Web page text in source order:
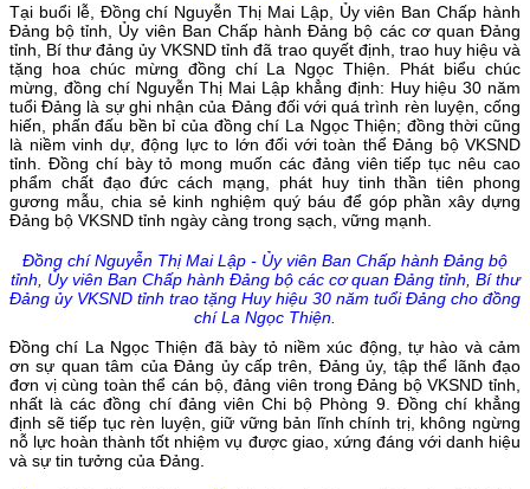
Tại buổi lễ, Đồng chí Nguyễn Thị Mai Lập, Ủy viên Ban Chấp hành
Đảng bộ tỉnh, Ủy viên Ban Chấp hành Đảng bộ các cơ quan Đảng
tỉnh, Bí thư đảng ủy VKSND tỉnh đã trao quyết định, trao huy hiệu và
tặng hoa chúc mừng đồng chí La Ngọc Thiện. Phát biểu chúc
mừng, đồng chí Nguyễn Thị Mai Lập khẳng định: Huy hiệu 30 năm
tuổi Đảng là sự ghi nhận của Đảng đối với quá trình rèn luyện, cống
hiến, phấn đấu bền bỉ của đồng chí La Ngọc Thiện; đồng thời cũng
là niềm vinh dự, động lực to lớn đối với toàn thể Đảng bộ VKSND
tỉnh. Đồng chí bày tỏ mong muốn các đảng viên tiếp tục nêu cao
phẩm chất đạo đức cách mạng, phát huy tinh thần tiên phong
gương mẫu, chia sẻ kinh nghiệm quý báu để góp phần xây dựng
Đảng bộ VKSND tỉnh ngày càng trong sạch, vững mạnh.
Đồng chí Nguyễn Thị Mai Lập - Ủy viên Ban Chấp hành Đảng bộ
tỉnh, Ủy viên Ban Chấp hành Đảng bộ các cơ quan Đảng tỉnh, Bí thư
Đảng ủy VKSND tỉnh trao tặng Huy hiệu 30 năm tuổi Đảng cho đồng
chí La Ngọc Thiện.
Đồng chí La Ngọc Thiện đã bày tỏ niềm xúc động, tự hào và cảm
ơn sự quan tâm của Đảng ủy cấp trên, Đảng ủy, tập thể lãnh đạo
đơn vị cùng toàn thể cán bộ, đảng viên trong Đảng bộ VKSND tỉnh,
nhất là các đồng chí đảng viên Chi bộ Phòng 9. Đồng chí khẳng
định sẽ tiếp tục rèn luyện, giữ vững bản lĩnh chính trị, không ngừng
nỗ lực hoàn thành tốt nhiệm vụ được giao, xứng đáng với danh hiệu
và sự tin tưởng của Đảng.